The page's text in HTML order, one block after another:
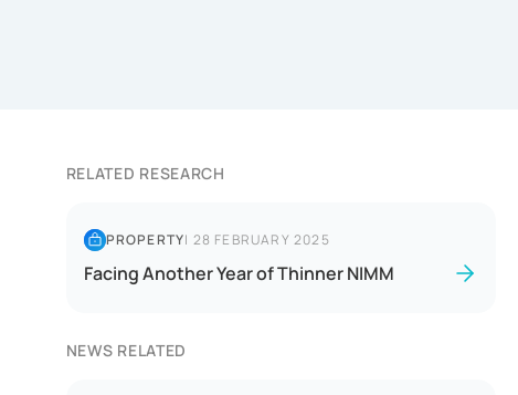
RELATED RESEARCH
PROPERTY| 28 FEBRUARY 2025
Facing Another Year of Thinner NIMM
NEWS RELATED